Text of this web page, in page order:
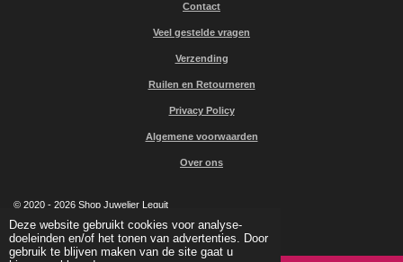
Deze website gebruikt cookies voor analyse-
doeleinden en/of het tonen van advertenties. Door
gebruik te blijven maken van de site gaat u
Contact
Veel gestelde vragen
Verzending
Ruilen en Retourneren
Privacy Policy
Algemene voorwaarden
Over ons
© 2020 - 2026 Shop Juwelier Leguit
Powered byJouwWeb